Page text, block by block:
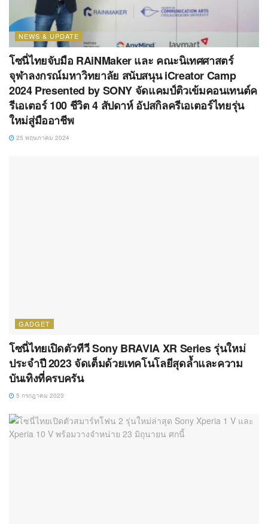
NEWS & UPDATE
โซนี่ไทยจับมือ RAiNMaker และ คณะนิเทศศาสตร์
จุฬาลงกรณ์มหาวิทยาลัย สนับสนุน iCreator Camp
2024 Presented by SONY จัดแคมป์ติวเข้มคอนเทนต์ค
รีเอเตอร์ 100 ชีวิต 4 สัปดาห์ อัปสกิลครีเอเตอร์ไทยรุ่น
ใหม่สู่มืออาชีพ
25 พฤษภาคม 2024
GADGET
โซนี่ไทยเปิดตัวทีวี Sony BRAVIA XR Series รุ่นใหม่
ประจำปี 2023 จัดเต็มด้วยเทคโนโลยีสุดล้ำและความ
บันเทิงที่ครบครัน
5 กรกฎาคม 2023